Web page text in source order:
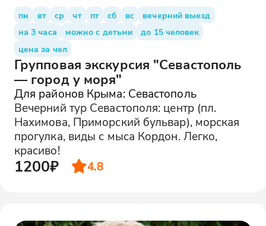
пн вт ср чт пт сб вс
вечерний выезд
на 3 часа
можно с детьми
до 15 человек
цена за чел
Групповая экскурсия "Севастополь
— город у моря"
Для районов Крыма: Севастополь
Вечерний тур Севастополя: центр (пл.
Нахимова, Приморский бульвар), морская
прогулка, виды с мыса Кордон. Легко,
красиво!
1200₽ 4.8